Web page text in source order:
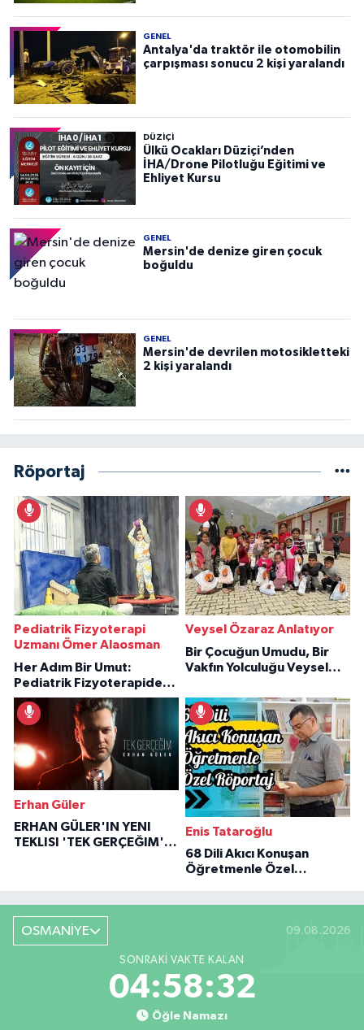
GENEL
Antalya'da traktör ile otomobilin
çarpışması sonucu 2 kişi yaralandı
DÜZIÇI
Ülkü Ocakları Düziçi’nden
İHA/Drone Pilotluğu Eğitimi ve
Ehliyet Kursu
GENEL
Mersin'de denize giren çocuk
boğuldu
GENEL
Mersin'de devrilen motosikletteki
2 kişi yaralandı
Röportaj
Pediatrik Fizyoterapi
Uzmanı Ömer Alaosman
Her Adım Bir Umut:
Pediatrik Fizyoterapiden
İlham Veren Hikâyeler
Veysel Özaraz Anlatıyor
Bir Çocuğun Umudu, Bir
Vakfın Yolculuğu Veysel
Erhan Güler
ERHAN GÜLER'IN YENI
TEKLISI 'TEK GERÇEĞIM'LE
Enis Tataroğlu
68 Dili Akıcı Konuşan
Öğretmenle Özel
OSMANİYE 09.08.2026
SONRAKI VAKTE KALAN
04:58:31
Öğle Namazı